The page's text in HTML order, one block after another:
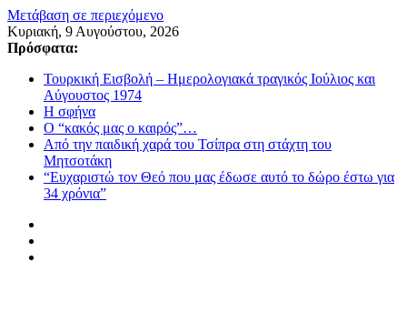
Μετάβαση σε περιεχόμενο
Κυριακή, 9 Αυγούστου, 2026
Πρόσφατα:
Τουρκική Εισβολή – Ημερολογιακά τραγικός Ιούλιος και
Αύγουστος 1974
Η σφήνα
Ο “κακός μας ο καιρός”…
Από την παιδική χαρά του Τσίπρα στη στάχτη του
Μητσοτάκη
“Ευχαριστώ τον Θεό που μας έδωσε αυτό το δώρο έστω για
34 χρόνια”